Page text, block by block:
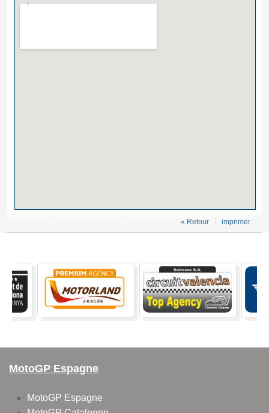
imprimer
« Retour
MotoGP Espagne
MotoGP Espagne